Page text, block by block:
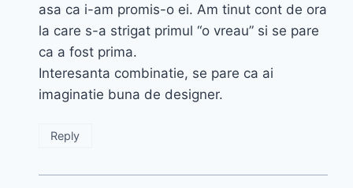
asa ca i-am promis-o ei. Am tinut cont de ora
la care s-a strigat primul “o vreau” si se pare
ca a fost prima.
Interesanta combinatie, se pare ca ai
imaginatie buna de designer.
Reply